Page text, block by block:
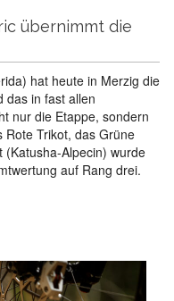
übernimmt die
hat heute in Merzig die
das in fast allen
nur die Etappe, sondern
Rote Trikot, das Grüne
(Katusha-Alpecin) wurde
auf Rang drei.